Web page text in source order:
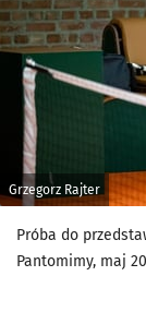
Grzegorz Rajter
Próba do
Pantomimy, maj